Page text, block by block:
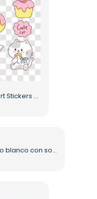
Cute Kawaii Cat And Dessert Stickers Pack Cute Collection Free PNG
Vista superior de polvo blanco con sombra y textura PNG gratis